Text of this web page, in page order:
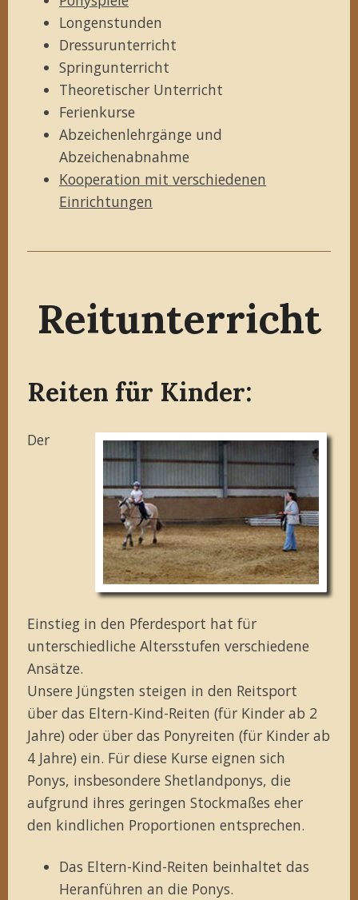
Longenstunden
Dressurunterricht
Springunterricht
Theoretischer Unterricht
Ferienkurse
Abzeichenlehrgänge und
Abzeichenabnahme
Kooperation mit verschiedenen
Einrichtungen
Reitunterricht
Reiten für Kinder:
Der
Einstieg in den Pferdesport hat für
unterschiedliche Altersstufen verschiedene
Ansätze.
Unsere Jüngsten steigen in den Reitsport
über das Eltern-Kind-Reiten (für Kinder ab 2
Jahre) oder über das Ponyreiten (für Kinder ab
4 Jahre) ein. Für diese Kurse eignen sich
Ponys, insbesondere Shetlandponys, die
aufgrund ihres geringen Stockmaßes eher
den kindlichen Proportionen entsprechen.
Das Eltern-Kind-Reiten beinhaltet das
Heranführen an die Ponys.